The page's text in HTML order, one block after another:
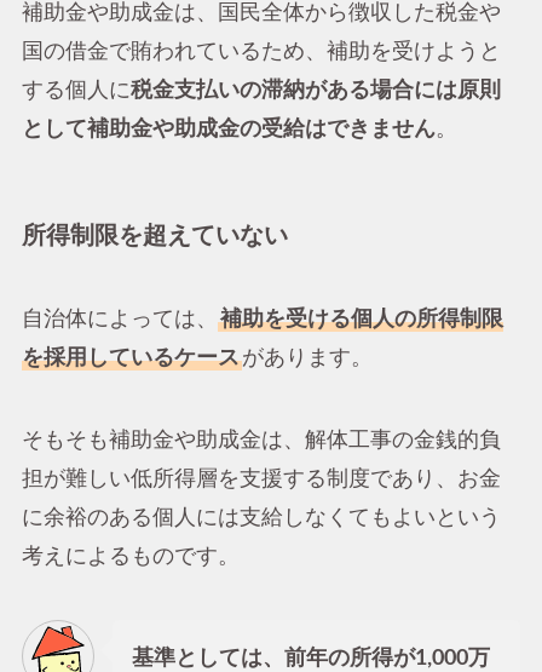
補助金や助成金は、国民全体から徴収した税金や
国の借金で賄われているため、補助を受けようと
する個人に税金支払いの滞納がある場合には原則
として補助金や助成金の受給はできません。
所得制限を超えていない
自治体によっては、
補助を受ける個人の所得制限
を採用しているケースがあります。
そもそも補助金や助成金は、解体工事の金銭的負
担が難しい低所得層を支援する制度であり、お金
に余裕のある個人には支給しなくてもよいという
考えによるものです。
基準としては、前年の所得が1,000万